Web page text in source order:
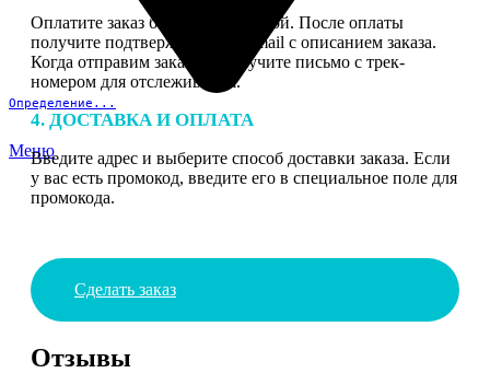
Определение...
Меню
Оплатите заказ банковской картой. После оплаты
получите подтверждение на email с описанием заказа.
Когда отправим заказ вы получите письмо с трек-
номером для отслеживания.
4. ДОСТАВКА И ОПЛАТА
Введите адрес и выберите способ доставки заказа. Если
у вас есть промокод, введите его в специальное поле для
промокода.
Сделать заказ
Отзывы